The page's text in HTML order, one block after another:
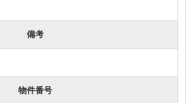
備考
物件番号